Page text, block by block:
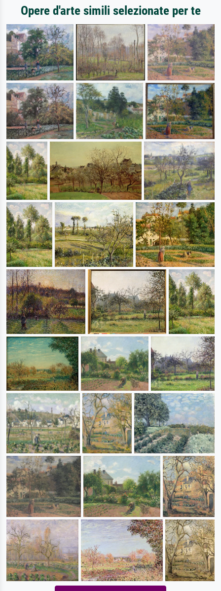
Opere d'arte simili selezionate per te